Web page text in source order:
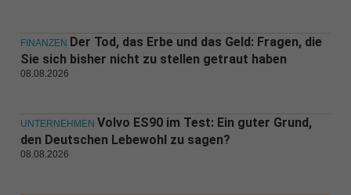
FINANZEN Der Tod, das Erbe und das Geld: Fragen, die
Sie sich bisher nicht zu stellen getraut haben
08.08.2026
UNTERNEHMEN Volvo ES90 im Test: Ein guter Grund,
den Deutschen Lebewohl zu sagen?
08.08.2026